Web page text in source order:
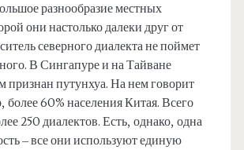
разнообразие местных
они настолько далеки друг от
северного диалекта не поймет
В Сингапуре и на Тайване
путунхуа. На нем говорит
более 60% населения Китая. Всего
250 диалектов. Есть, однако, одна
– все они используют единую